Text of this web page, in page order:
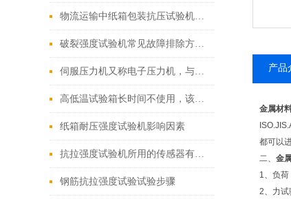
物流运输中纸箱包装抗压试验机的重要价值
破裂强度试验机常见故障排除方法：
伺服压力机又称电子压力机，与液压压力机的区别
高低温试验箱长时间不使用，该怎样进行保养呢？
纸箱耐压强度试验机影响因素
抗拉强度试验机所用的传感器有哪些？
钢筋抗拉强度试验试验步骤
产品
金属材
都可以
二、 金
1、负荷
2、力试